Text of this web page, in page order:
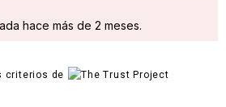
hace más de 2 meses.
criterios de